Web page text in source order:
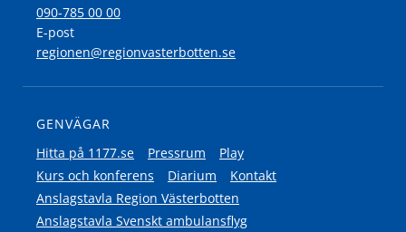
090-785 00 00
E-post
regionen@regionvasterbotten.se
GENVÄGAR
Hitta på 1177.se
Pressrum
Play
Kurs och konferens
Diarium
Kontakt
Anslagstavla Region Västerbotten
Anslagstavla Svenskt ambulansflyg